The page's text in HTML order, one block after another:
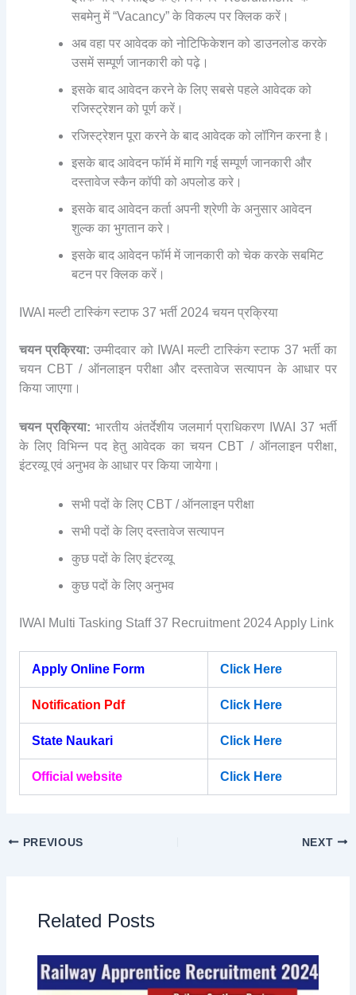
सबमेनु में “Vacancy” के विकल्प पर क्लिक करें।
अब वहा पर आवेदक को नोटिफिकेशन को डाउनलोड करके
उसमें सम्पूर्ण जानकारी को पढ़े।
इसके बाद आवेदन करने के लिए सबसे पहले आवेदक को
रजिस्ट्रेशन को पूर्ण करें।
रजिस्ट्रेशन पूरा करने के बाद आवेदक को लॉगिन करना है।
इसके बाद आवेदन फॉर्म में मागि गई सम्पूर्ण जानकारी और
दस्तावेज स्कैन कॉपी को अपलोड करे।
इसके बाद आवेदन कर्ता अपनी श्रेणी के अनुसार आवेदन
शुल्क का भुगतान करे।
इसके बाद आवेदन फॉर्म में जानकारी को चेक करके सबमिट
बटन पर क्लिक करें।
IWAI मल्टी टास्किंग स्टाफ 37 भर्ती 2024 चयन प्रक्रिया
चयन प्रक्रिया: उम्मीदवार को IWAI मल्टी टास्किंग स्टाफ 37 भर्ती का
चयन CBT / ऑनलाइन परीक्षा और दस्तावेज सत्यापन के आधार पर
किया जाएगा।
चयन प्रक्रिया: भारतीय अंतर्देशीय जलमार्ग प्राधिकरण IWAI 37 भर्ती
के लिए विभिन्न पद हेतु आवेदक का चयन CBT / ऑनलाइन परीक्षा,
इंटरव्यू एवं अनुभव के आधार पर किया जायेगा।
सभी पदों के लिए CBT / ऑनलाइन परीक्षा
सभी पदों के लिए दस्तावेज सत्यापन
कुछ पदों के लिए इंटरव्यू
कुछ पदों के लिए अनुभव
IWAI Multi Tasking Staff 37 Recruitment 2024 Apply Link
Apply Online Form Click Here
Notification Pdf Click Here
State Naukari Click Here
Official website Click Here
PREVIOUS NEXT
Related Posts